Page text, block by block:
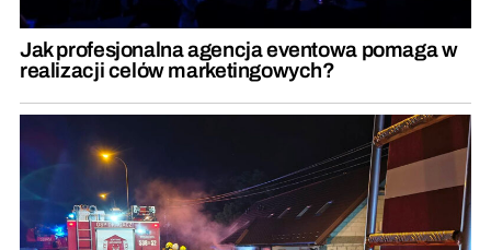
Jak profesjonalna agencja eventowa pomaga w
realizacji celów marketingowych?